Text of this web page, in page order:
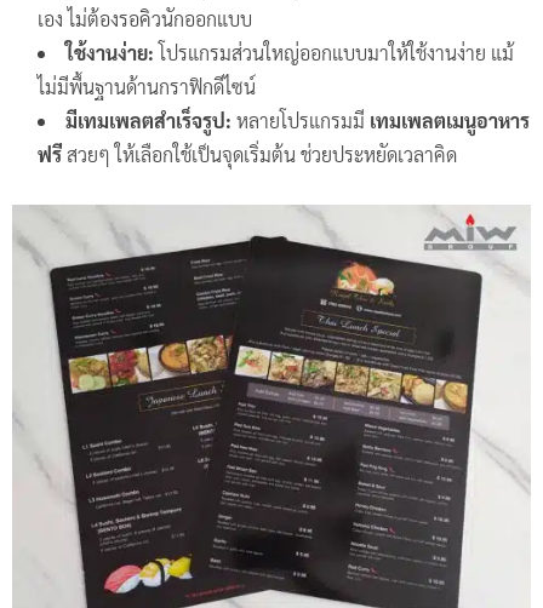
เอง ไม่ต้องรอคิวนักออกแบบ
ใช้งานง่าย: โปรแกรมส่วนใหญ่ออกแบบมาให้ใช้งานง่าย แม้
ไม่มีพื้นฐานด้านกราฟิกดีไซน์
มีเทมเพลตสำเร็จรูป: หลายโปรแกรมมี เทมเพลตเมนูอาหาร
ฟรีสวยๆ ให้เลือกใช้เป็นจุดเริ่มต้น ช่วยประหยัดเวลาคิด